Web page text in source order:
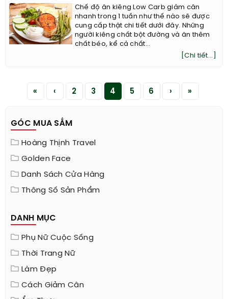
Chế độ ăn kiêng Low Carb giảm cân
nhanh trong 1 tuần như thế nào sẽ được
cung cấp thật chi tiết dưới đây. Những
người kiêng chất bột đường và ăn thêm
chất béo, kể cả chất...
[Chi tiết...]
« ‹ 2 3 4 5 6 › »
GÓC MUA SẮM
Hoàng Thịnh Travel
Golden Face
Danh Sách Cửa Hàng
Thông Số Sản Phẩm
DANH MỤC
Phụ Nữ Cuộc Sống
Thời Trang Nữ
Làm Đẹp
Cách Giảm Cân